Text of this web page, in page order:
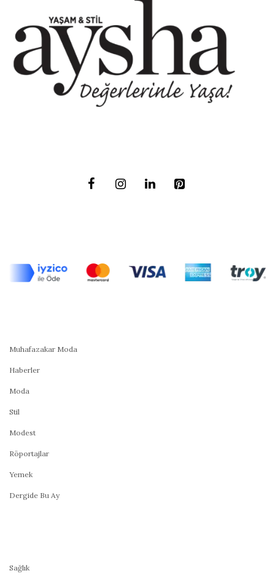
Muhafazakar Moda
Haberler
Moda
Stil
Modest
Röportajlar
Yemek
Dergide Bu Ay
Sağlık